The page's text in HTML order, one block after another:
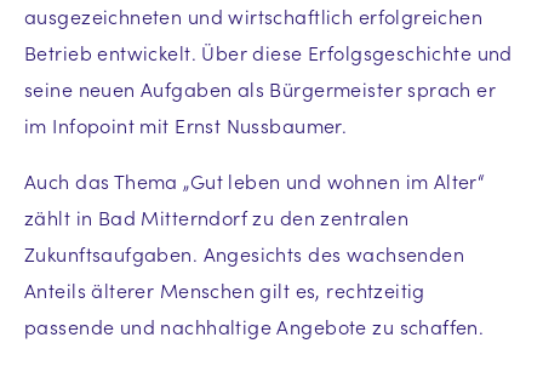
ausgezeichneten und wirtschaftlich erfolgreichen
Betrieb entwickelt. Über diese Erfolgsgeschichte und
seine neuen Aufgaben als Bürgermeister sprach er
im Infopoint mit Ernst Nussbaumer.
Auch das Thema „Gut leben und wohnen im Alter“
zählt in Bad Mitterndorf zu den zentralen
Zukunftsaufgaben. Angesichts des wachsenden
Anteils älterer Menschen gilt es, rechtzeitig
passende und nachhaltige Angebote zu schaffen.